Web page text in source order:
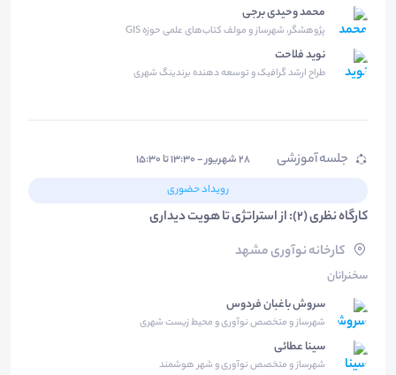
محمد وحیدی برجی
پژوهشگر، شهرساز و مولف کتاب‌های علمی حوزه GIS
نوید فلاحت
طراح ارشد گرافیک و توسعه دهنده برندینگ شهری
جلسه آموزشی
۲۸ شهریور - ۱۳:۳۰ تا ۱۵:۳۰
رویداد حضوری
کارگاه نظری (2): از استراتژی تا هویت دیداری
کارخانه نوآوری مشهد
سخنرانان
سروش باغبان فردوس
شهرساز و متخصص نوآوری و محیط زیست شهری
سینا عطائی
شهرساز و متخصص نوآوری و شهر هوشمند